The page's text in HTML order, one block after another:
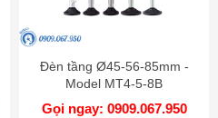
Đèn tầng Ø45-56-85mm -
Model MT4-5-8B
Gọi ngay: 0909.067.950